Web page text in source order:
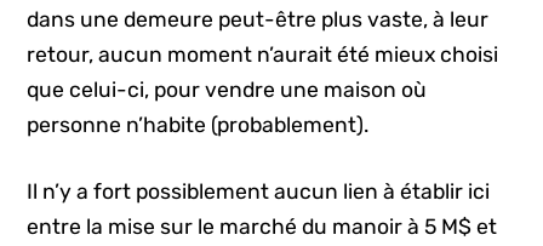
dans une demeure peut-être plus vaste, à leur
retour, aucun moment n’aurait été mieux choisi
que celui-ci, pour vendre une maison où
personne n’habite (probablement).
Il n’y a fort possiblement aucun lien à établir ici
entre la mise sur le marché du manoir à 5 M$ et